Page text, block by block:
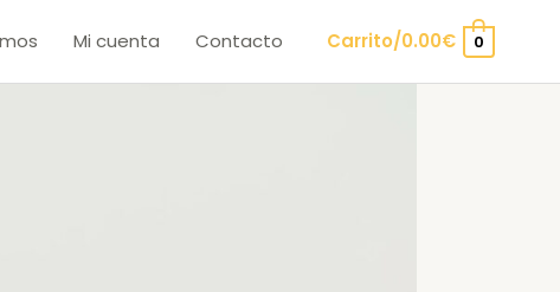
Mi cuenta Contacto Carrito/0.00€ 0